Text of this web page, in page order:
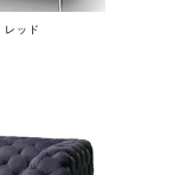
レッド